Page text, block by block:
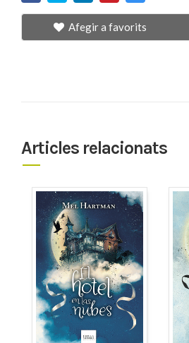
Afegir a favorits
Articles relacionats